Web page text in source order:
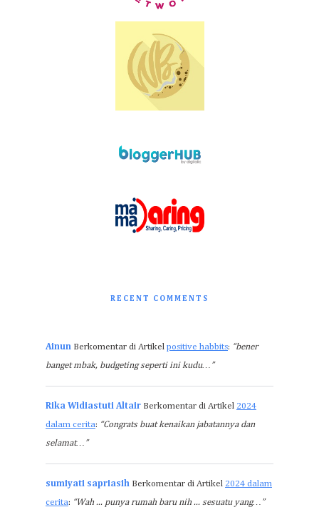
RECENT COMMENTS
Ainun Berkomentar di Artikel positive habbits: “bener
banget mbak, budgeting seperti ini kudu…”
Rika Widiastuti Altair Berkomentar di Artikel 2024
dalam cerita: “Congrats buat kenaikan jabatannya dan
selamat…”
sumiyati sapriasih Berkomentar di Artikel 2024 dalam
cerita: “Wah ... punya rumah baru nih ... sesuatu yang…”